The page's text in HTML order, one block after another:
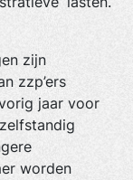
zijn
zzp’ers
jaar voor
worden